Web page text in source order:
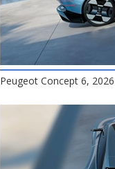
Peugeot Concept 6, 2026